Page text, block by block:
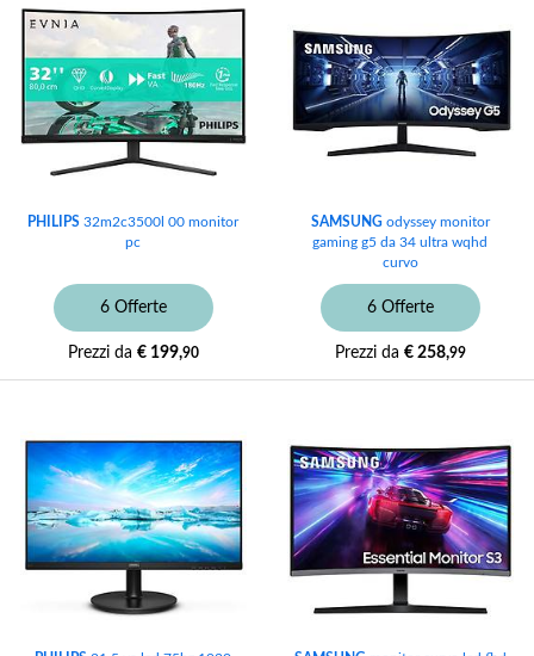
PHILIPS 32m2c3500l 00 monitor
pc
6 Offerte
Prezzi da € 199,90
SAMSUNGodyssey monitor
gaming g5 da 34 ultra wqhd
curvo
6 Offerte
Prezzi da € 258,99